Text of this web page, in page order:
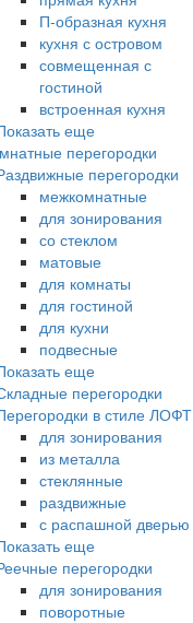
П-образная кухня
кухня с островом
совмещенная с
гостиной
встроенная кухня
еще
перегородки
перегородки
межкомнатные
для зонирования
со стеклом
матовые
для комнаты
для гостиной
для кухни
подвесные
еще
перегородки
в стиле ЛОФТ
для зонирования
из металла
стеклянные
раздвижные
с распашной дверью
еще
перегородки
для зонирования
поворотные